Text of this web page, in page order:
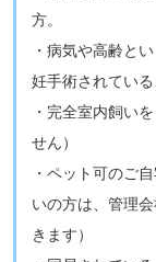
方。
・病気や高齢と
妊手術されている
・完全室内飼い
せん）
・ペット可のご
いの方は、管理
きます）